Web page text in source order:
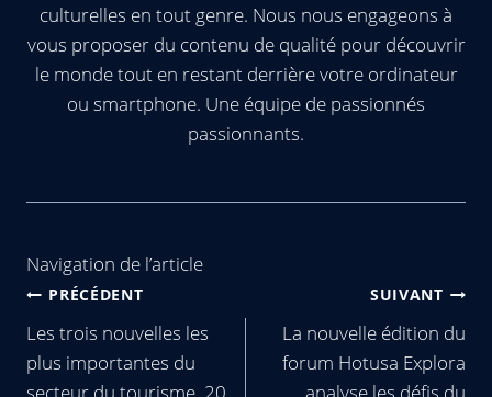
culturelles en tout genre. Nous nous engageons à
vous proposer du contenu de qualité pour découvrir
le monde tout en restant derrière votre ordinateur
ou smartphone. Une équipe de passionnés
passionnants.
Navigation de l’article
PRÉCÉDENT
Les trois nouvelles les
plus importantes du
secteur du tourisme, 20
SUIVANT
La nouvelle édition du
forum Hotusa Explora
analyse les défis du